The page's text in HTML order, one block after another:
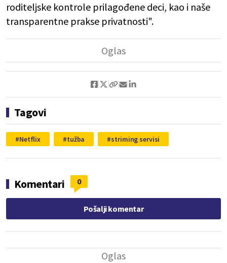
roditeljske kontrole prilagođene deci, kao i naše
transparentne prakse privatnosti".
Tagovi
Netflix tužba striming servisi
Komentari 0
Pošalji komentar